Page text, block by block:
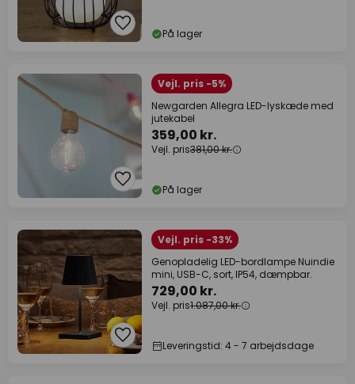
På lager
Vejl. pris -5%
Newgarden Allegra LED-lyskæde med
jutekabel
359,00 kr.
Vejl. pris381,00 kr.
På lager
Vejl. pris -33%
Genopladelig LED-bordlampe Nuindie
mini, USB-C, sort, IP54, dæmpbar.
729,00 kr.
Vejl. pris1.087,00 kr.
Leveringstid: 4 - 7 arbejdsdage